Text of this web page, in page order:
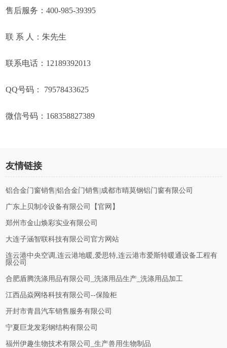
售后服务：400-985-39395
联 系 人：朱先生
联系电话：12189392013
QQ号码： 79578433625
微信号码：168358827389
友情链接
铝合金门窗销售|铝合金门销售|成都市晴莫钢铝门窗有限公司
广东上贝制冷设备有限公司【官网】
郑州市金山焕彩实业有限公司
大连子涵智联科技有限公司官方网站
连云港中央空调,连云港地暖,爱思特,连云港市爱斯特暖通设备工程有
限公司
合肥盾腾洗涤用品有限公司_洗涤用品生产_洗涤用品加工
江西品焱网络科技有限公司--保险柜
开封市青昌汽车销售服务有限公司
宁夏巨龙发彩钢结构有限公司
福州伊趣生物技术有限公司_生产兽用生物制品